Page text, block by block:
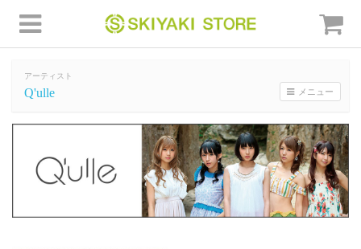
アーティスト
Q'ulle メニュー